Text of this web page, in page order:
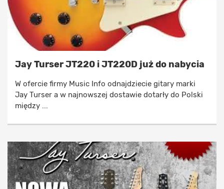
Jay Turser JT220 i JT220D już do nabycia
W ofercie firmy Music Info odnajdziecie gitary marki
Jay Turser a w najnowszej dostawie dotarły do Polski
między ...